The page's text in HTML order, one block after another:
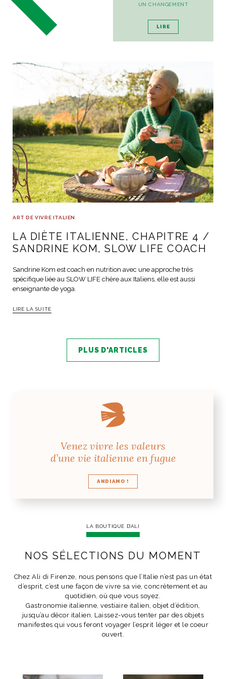
UN CHANGEMENT
LIRE
ART DE VIVRE ITALIEN
LA DIÈTE ITALIENNE, CHAPITRE 4 /
SANDRINE KOM, SLOW LIFE COACH
Sandrine Kom est coach en nutrition avec une approche très
spécifique liée au SLOW LIFE chère aux Italiens, elle est aussi
enseignante de yoga.
LIRE LA SUITE
PLUS D'ARTICLES
Venez vivre les valeurs
d’une vie italienne en fugue
ANDIAMO !
LA BOUTIQUE D’ALI
NOS SÉLECTIONS DU MOMENT
Chez Ali di Firenze, nous pensons que l’Italie n’est pas un état
d’esprit, c’est une façon de vivre sa vie, concrètement et au
quotidien, où que vous soyez.
Gastronomie italienne, vestiaire italien, objet d’édition,
jusqu’au décor italien, Laissez-vous tenter par des objets
manifestes qui vous feront voyager l’esprit léger et le coeur
ouvert.